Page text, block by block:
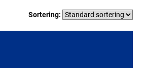
Sortering: